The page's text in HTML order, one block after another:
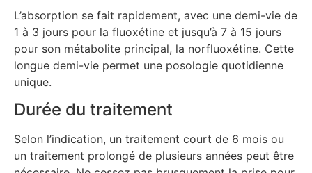
L’absorption se fait rapidement, avec une demi-vie de
1 à 3 jours pour la fluoxétine et jusqu’à 7 à 15 jours
pour son métabolite principal, la norfluoxétine. Cette
longue demi-vie permet une posologie quotidienne
unique.
Durée du traitement
Selon l’indication, un traitement court de 6 mois ou
un traitement prolongé de plusieurs années peut être